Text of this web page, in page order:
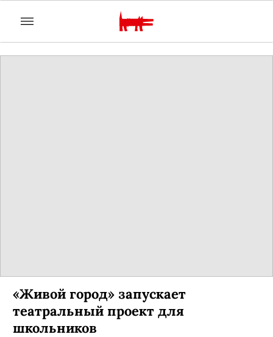
«Живой город» запускает
театральный проект для
школьников